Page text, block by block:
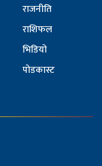
राजनीति
राशिफल
भिडियो
पोडकास्ट